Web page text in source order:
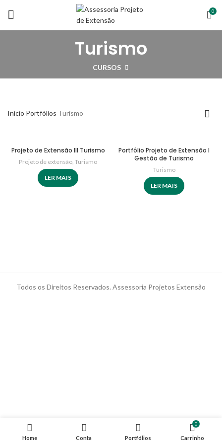
0
Turismo
CURSOS
Início Portfólios Turismo
Projeto de Extensão III Turismo
Projeto de extensão, Turismo
LER MAIS
Portfólio Projeto de Extensão I
Gestão de Turismo
Turismo
LER MAIS
Todos os Direitos Reservados. Assessoria Projetos Extensão
Home Conta Portfólios
0
Carrinho